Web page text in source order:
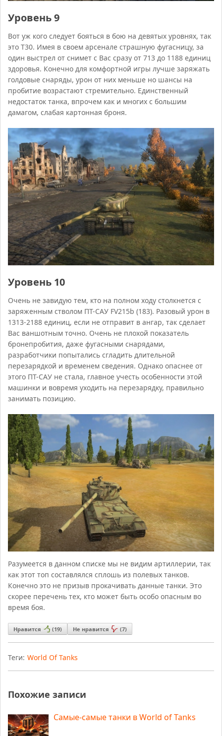
Уровень 9
Вот уж кого следует бояться в бою на девятых уровнях, так
это Т30. Имея в своем арсенале страшную фугасницу, за
один выстрел от снимет с Вас сразу от 713 до 1188 единиц
здоровья. Конечно для комфортной игры лучше заряжать
голдовые снаряды, урон от них меньше но шансы на
пробитие возрастают стремительно. Единственный
недостаток танка, впрочем как и многих с большим
дамагом, слабая картонная броня.
Уровень 10
Очень не завидую тем, кто на полном ходу столкнется с
заряженным стволом ПТ-САУ FV215b (183). Разовый урон в
1313-2188 единиц, если не отправит в ангар, так сделает
Вас ваншотным точно. Очень не плохой показатель
бронепробития, даже фугасными снарядами,
разработчики попытались сгладить длительной
перезарядкой и временем сведения. Однако опаснее от
этого ПТ-САУ не стала, главное учесть особенности этой
машинки и вовремя уходить на перезарядку, правильно
занимать позицию.
Разумеется в данном списке мы не видим артиллерии, так
как этот топ составлялся сплошь из полевых танков.
Конечно это не призыв прокачивать данные танки. Это
скорее перечень тех, кто может быть особо опасным во
время боя.
Нравится (19) Не нравится (7)
Теги: World Of Tanks
Похожие записи
Самые-самые танки в World of Tanks